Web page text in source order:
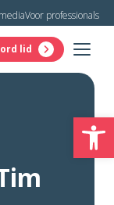
Voor professionals
lid